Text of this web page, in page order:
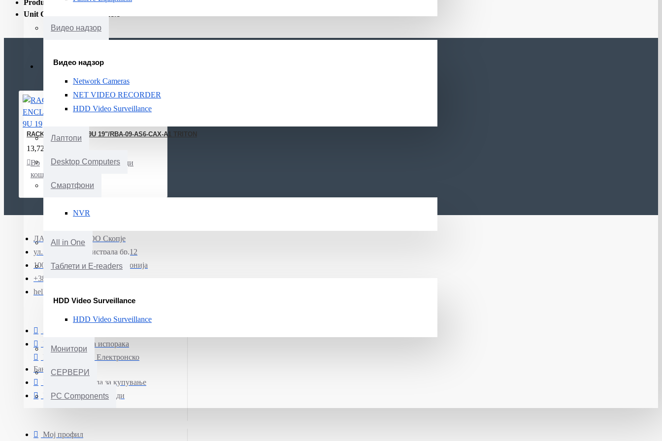
Видео надзор
Видео надзор
Network Cameras
NET VIDEO RECORDER
HDD Video Surveillance
Лаптопи
Desktop Computers
Смартфони
NVR
All in One
Таблети и E-readers
HDD Video Surveillance
HDD Video Surveillance
Монитори
СЕРВЕРИ
PC Components
Product Net Weight:20.8
Unit Calculated Weight:
RACK ENCLOSURE 9U 19"/RBA-09-AS6-CAX-A1 TRITON
13,724ден.
Во
кошничка
Листа
желби
Спореди
ЛАПТОП МК ДОО Скопје
ул. Јадранска магистрала бр.12
1000 Скопје, Северна Македонија
+389 (0)71 331 190
hello@smartphone.mk
ЗАШТИТА НА ЛИЧНИ ПОДАТОЦИ
Информации за испорака
Плаќање преку Електронско
Банкарство
Услови и правила за купување
Гаранција на производи
Мој профил